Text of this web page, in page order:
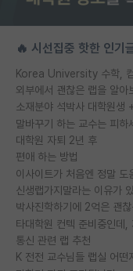
🔥 시선집중 핫한 인기
외부에서 괜찮은 랩을 알아
소재분야 석박사 대학원생
말바꾸기 하는 교수는 피하
대학원 자퇴 2년 후
편애 하는 방법
이사이트가 처음엔 정말 도
신생랩가지말라는 이유가
통신 관련 랩 추천
K 전전 교수님들 랩실 어떤